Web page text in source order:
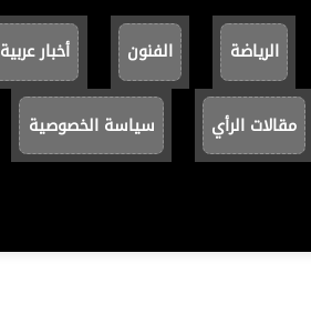
الرياضة الفنون أخبار عربية
مقالات الرأي سياسة الخصوصية